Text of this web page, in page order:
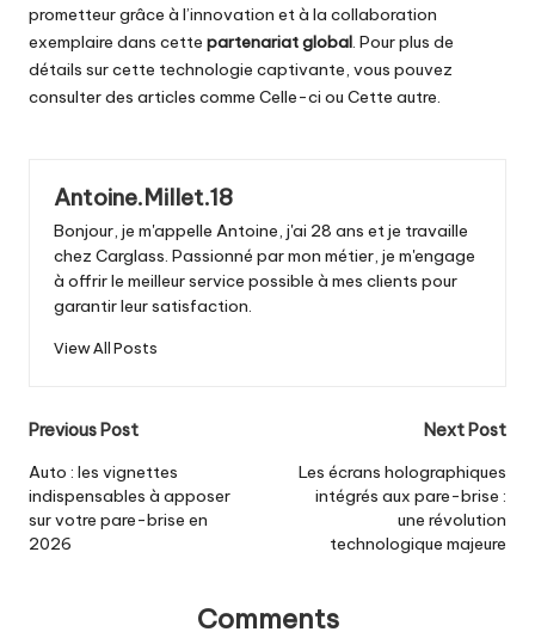
prometteur grâce à l’innovation et à la collaboration
exemplaire dans cette partenariat global. Pour plus de
détails sur cette technologie captivante, vous pouvez
consulter des articles comme Celle-ci ou Cette autre.
Antoine.Millet.18
Bonjour, je m'appelle Antoine, j'ai 28 ans et je travaille
chez Carglass. Passionné par mon métier, je m'engage
à offrir le meilleur service possible à mes clients pour
garantir leur satisfaction.
View All Posts
Post
navigation
Previous Post
Auto : les vignettes
indispensables à apposer
sur votre pare-brise en
2026
Next Post
Les écrans holographiques
intégrés aux pare-brise :
une révolution
technologique majeure
Comments